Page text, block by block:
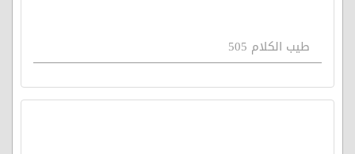
طيب الكلام 505